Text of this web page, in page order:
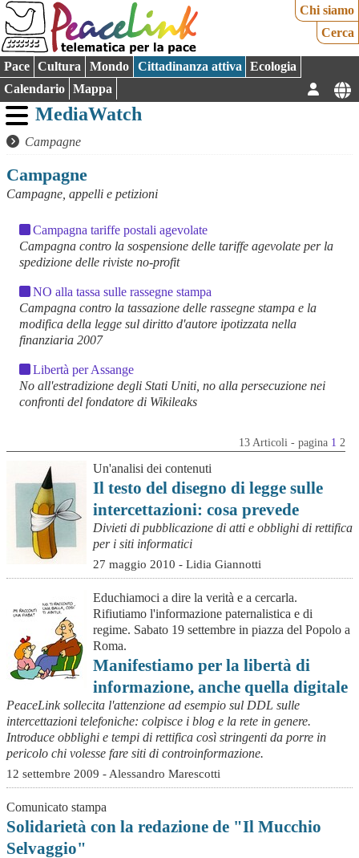
Chi siamo
Cerca
Pace Cultura Mondo Cittadinanza attiva
Ecologia
Calendario
Mappa
MediaWatch
Campagne
Campagne
Campagne, appelli e petizioni
Campagna tariffe postali agevolate
Campagna contro la sospensione delle tariffe agevolate per la
spedizione delle riviste no-profit
NO alla tassa sulle rassegne stampa
Campagna contro la tassazione delle rassegne stampa e la
modifica della legge sul diritto d'autore ipotizzata nella
finanziaria 2007
Libertà per Assange
No all'estradizione degli Stati Uniti, no alla persecuzione nei
confronti del fondatore di Wikileaks
13 Articoli - pagina 1 2
Un'analisi dei contenuti
Il testo del disegno di legge sulle
intercettazioni: cosa prevede
Divieti di pubblicazione di atti e obblighi di rettifica
per i siti informatici
27 maggio 2010 - Lidia Giannotti
Educhiamoci a dire la verità e a cercarla.
Rifiutiamo l'informazione paternalistica e di
regime. Sabato 19 settembre in piazza del Popolo a
Roma.
Manifestiamo per la libertà di
informazione, anche quella digitale
PeaceLink sollecita l'attenzione ad esempio sul DDL sulle
intercettazioni telefoniche: colpisce i blog e la rete in genere.
Introduce obblighi e tempi di rettifica così stringenti da porre in
pericolo chi volesse fare siti di controinformazione.
12 settembre 2009 - Alessandro Marescotti
Comunicato stampa
Solidarietà con la redazione de "Il Mucchio
Selvaggio"